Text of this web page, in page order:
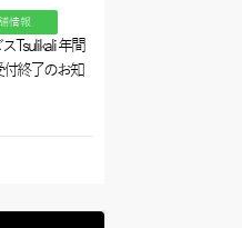
情報
Tsulikali 年間
終了のお知